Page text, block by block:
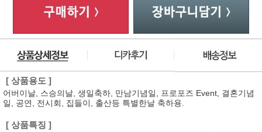
[ 상품용도 ]
어버이날, 스승의날, 생일축하, 만남기념일, 프로포즈 Event, 결혼기념
일, 공연, 전시회, 집들이, 출산등 특별한날 축하용.
[ 상품특징 ]